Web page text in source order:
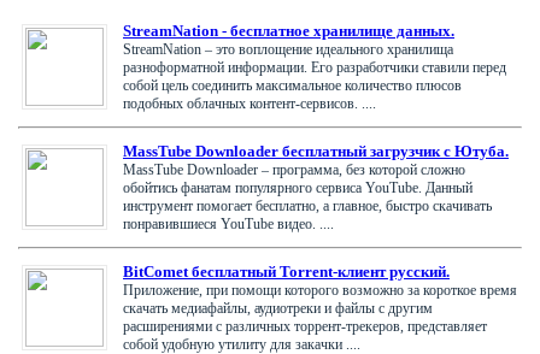
StreamNation - бесплатное хранилище данных.
StreamNation – это воплощение идеального хранилища
разноформатной информации. Его разработчики ставили перед
собой цель соединить максимальное количество плюсов
подобных облачных контент-сервисов. ....
MassTube Downloader бесплатный загрузчик с Ютуба.
MassTube Downloader – программа, без которой сложно
обойтись фанатам популярного сервиса YouTube. Данный
инструмент помогает бесплатно, а главное, быстро скачивать
понравившиеся YouTube видео. ....
BitComet бесплатный Torrent-клиент русский.
Приложение, при помощи которого возможно за короткое время
скачать медиафайлы, аудиотреки и файлы с другим
расширениями с различных торрент-трекеров, представляет
собой удобную утилиту для закачки ....